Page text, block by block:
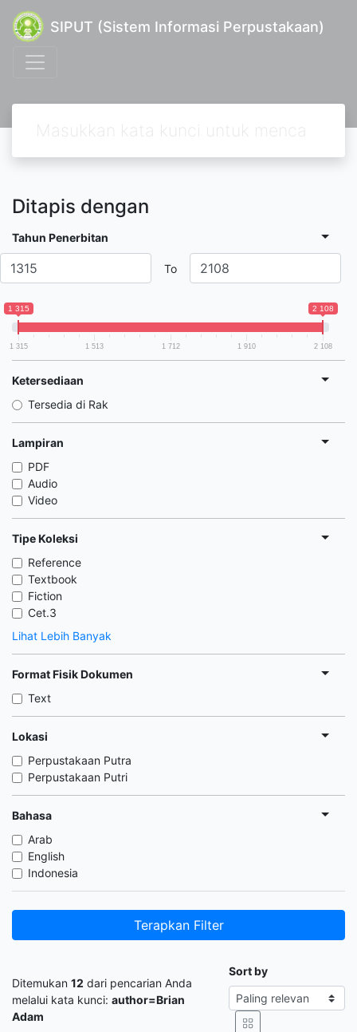
SIPUT (Sistem Informasi Perpustakaan)
Ditapis dengan
Tahun Penerbitan
To
1 315 2 108
1 315 1 513 1 712 1 910 2 108
Ketersediaan
Tersedia di Rak
Lampiran
PDF
Audio
Video
Tipe Koleksi
Reference
Textbook
Fiction
Cet.3
Lihat Lebih Banyak
Format Fisik Dokumen
Text
Lokasi
Perpustakaan Putra
Perpustakaan Putri
Bahasa
Arab
English
Indonesia
Terapkan Filter
Ditemukan 12 dari pencarian Anda
melalui kata kunci: author=Brian
Adam
Sort by